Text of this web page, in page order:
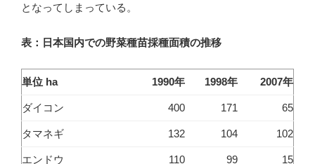
となってしまっている。
表：日本国内での野菜種苗採種面積の推移
単位 ha 1990年 1998年 2007年
ダイコン 400 171 65
タマネギ 132 104 102
エンドウ 110 99 15